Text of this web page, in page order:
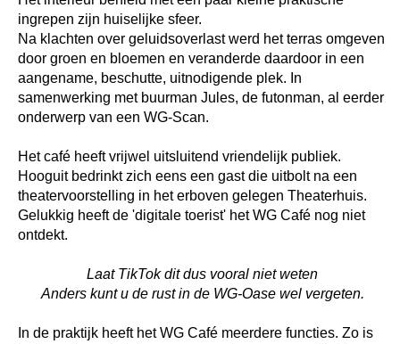
ingrepen zijn huiselijke sfeer.
Na klachten over geluidsoverlast werd het terras omgeven
door groen en bloemen en veranderde daardoor in een
aangename, beschutte, uitnodigende plek. In
samenwerking met buurman Jules, de futonman, al eerder
onderwerp van een WG-Scan.
Het café heeft vrijwel uitsluitend vriendelijk publiek.
Hooguit bedrinkt zich eens een gast die uitbolt na een
theatervoorstelling in het erboven gelegen Theaterhuis.
Gelukkig heeft de 'digitale toerist' het WG Café nog niet
ontdekt.
Laat TikTok dit dus vooral niet weten
Anders kunt u de rust in de WG-Oase wel vergeten.
In de praktijk heeft het WG Café meerdere functies. Zo is